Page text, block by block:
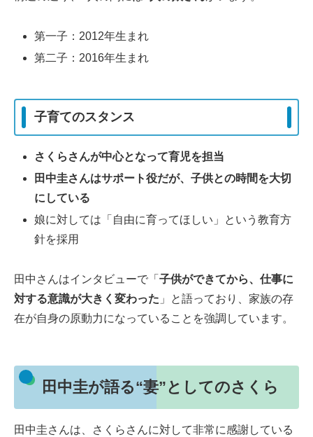
第一子：2012年生まれ
第二子：2016年生まれ
子育てのスタンス
さくらさんが中心となって育児を担当
田中圭さんはサポート役だが、子供との時間を大切
にしている
娘に対しては「自由に育ってほしい」という教育方
針を採用
田中さんはインタビューで「 子供ができてから、仕事に
対する意識が大きく変わった 」と語っており、家族の存
在が自身の原動力になっていることを強調しています。
田中圭が語る“妻”としてのさくら
田中圭さんは、さくらさんに対して非常に感謝している